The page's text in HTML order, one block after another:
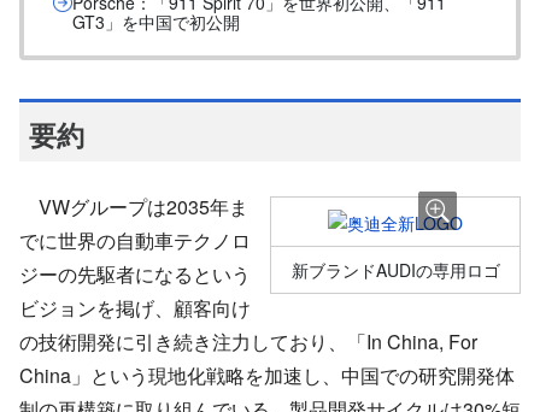
GT3」を中国で初公開
要約
新ブランドAUDIの専用ロゴ
VWグループは2035年ま
でに世界の自動車テクノロ
ジーの先駆者になるという
ビジョンを掲げ、顧客向け
の技術開発に引き続き注力しており、「In China, For
China」という現地化戦略を加速し、中国での研究開発体